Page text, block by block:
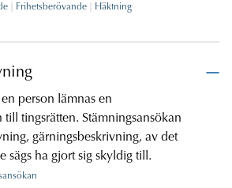
Frihetsberövande
Häktning
person lämnas en
till tingsrätten. Stämningsansökan
gärningsbeskrivning, av det
sägs ha gjort sig skyldig till.